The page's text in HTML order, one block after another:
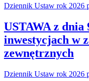
Dziennik Ustaw rok 2026
USTAWA z dnia
inwestycjach w
zewnętrznych
Dziennik Ustaw rok 2026